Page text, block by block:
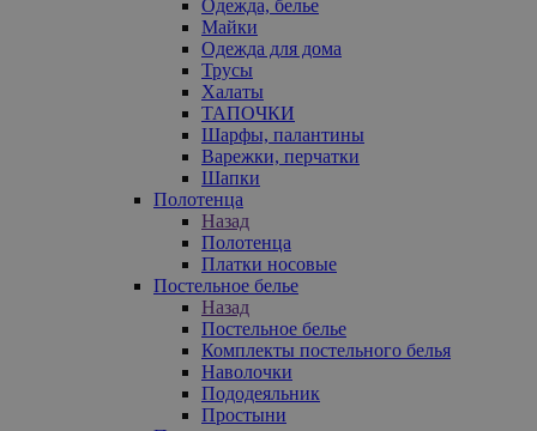
Одежда, белье
Майки
Одежда для дома
Трусы
Халаты
ТАПОЧКИ
Шарфы, палантины
Варежки, перчатки
Шапки
Полотенца
Назад
Полотенца
Платки носовые
Постельное белье
Назад
Постельное белье
Комплекты постельного белья
Наволочки
Пододеяльник
Простыни